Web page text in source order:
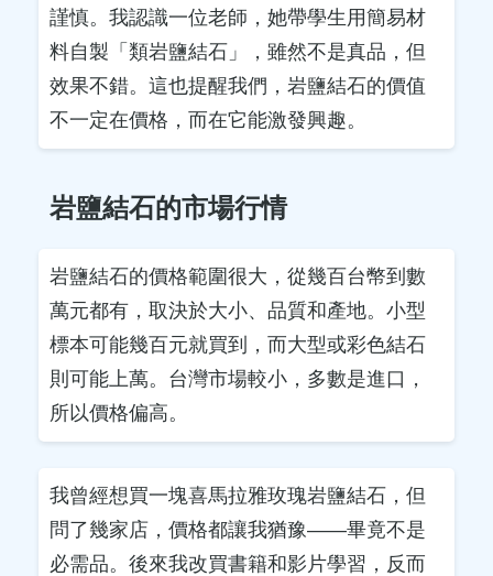
謹慎。我認識一位老師，她帶學生用簡易材
料自製「類岩鹽結石」，雖然不是真品，但
效果不錯。這也提醒我們，岩鹽結石的價值
不一定在價格，而在它能激發興趣。
岩鹽結石的市場行情
岩鹽結石的價格範圍很大，從幾百台幣到數
萬元都有，取決於大小、品質和產地。小型
標本可能幾百元就買到，而大型或彩色結石
則可能上萬。台灣市場較小，多數是進口，
所以價格偏高。
我曾經想買一塊喜馬拉雅玫瑰岩鹽結石，但
問了幾家店，價格都讓我猶豫——畢竟不是
必需品。後來我改買書籍和影片學習，反而